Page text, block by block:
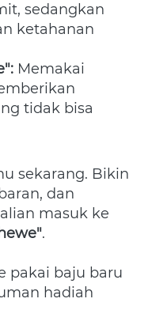
sedangkan
ketahanan
Memakai
tidak bisa
sekarang. Bikin
dan
masuk ke
.
pakai baju baru